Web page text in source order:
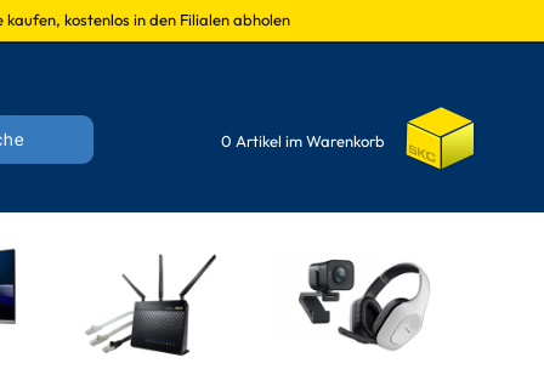
kaufen, kostenlos in den Filialen abholen
0 Artikel im Warenkorb